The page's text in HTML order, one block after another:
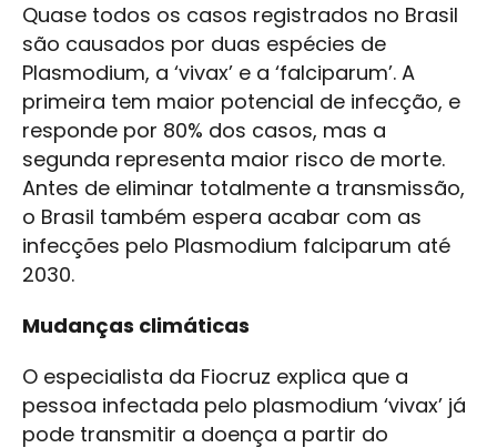
Quase todos os casos registrados no Brasil
são causados por duas espécies de
Plasmodium, a ‘vivax’ e a ‘falciparum’. A
primeira tem maior potencial de infecção, e
responde por 80% dos casos, mas a
segunda representa maior risco de morte.
Antes de eliminar totalmente a transmissão,
o Brasil também espera acabar com as
infecções pelo Plasmodium falciparum até
2030.
Mudanças climáticas
O especialista da Fiocruz explica que a
pessoa infectada pelo plasmodium ‘vivax’ já
pode transmitir a doença a partir do